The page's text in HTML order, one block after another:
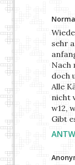
sehr
Nach
doch
Alle
nicht
w12,
Gibt